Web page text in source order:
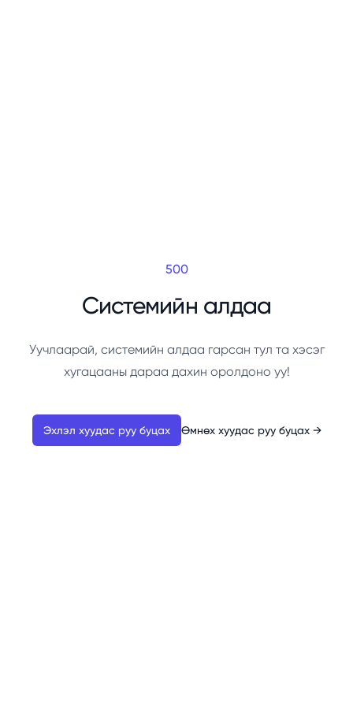
500
Системийн алдаа
Уучлаарай, системийн алдаа гарсан тул та хэсэг
хугацааны дараа дахин оролдоно уу!
Эхлэл хуудас руу буцах Өмнөх хуудас руу буцах →